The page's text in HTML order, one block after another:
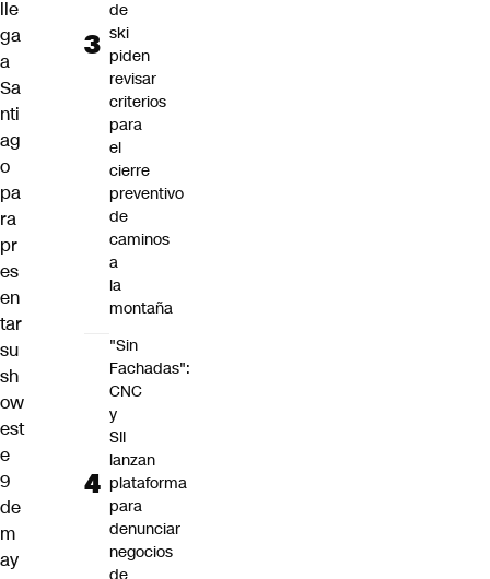
lle
ga
a
Sa
nti
ag
o
pa
ra
pr
es
en
tar
su
sh
ow
est
e
9
de
m
ay
de
ski
piden
revisar
criterios
para
el
cierre
preventivo
de
caminos
a
la
montaña
"Sin
Fachadas":
CNC
y
SII
lanzan
plataforma
para
denunciar
negocios
de